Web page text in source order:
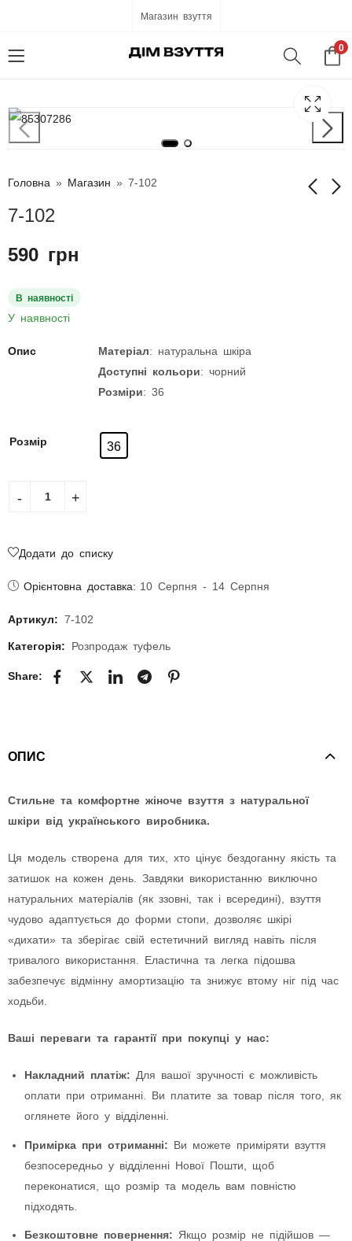
Магазин взуття
0
Головна » Магазин » 7-102
7-102
590 грн
В наявності
У наявності
Опис Матеріал: натуральна шкіра
Доступні кольори: чорний
Розміри: 36
Розмір 36
Додати до списку
Орієнтовна доставка: 10 Серпня - 14 Серпня
Артикул: 7-102
Категорія: Розпродаж туфель
Share:
ОПИС
Стильне та комфортне жіноче взуття з натуральної
шкіри від українського виробника.
Ця модель створена для тих, хто цінує бездоганну якість та
затишок на кожен день. Завдяки використанню виключно
натуральних матеріалів (як ззовні, так і всередині), взуття
чудово адаптується до форми стопи, дозволяє шкірі
«дихати» та зберігає свій естетичний вигляд навіть після
тривалого використання. Еластична та легка підошва
забезпечує відмінну амортизацію та знижує втому ніг під час
ходьби.
Ваші переваги та гарантії при покупці у нас:
Накладний платіж: Для вашої зручності є можливість
оплати при отриманні. Ви платите за товар після того, як
оглянете його у відділенні.
Примірка при отриманні: Ви можете приміряти взуття
безпосередньо у відділенні Нової Пошти, щоб
переконатися, що розмір та модель вам повністю
підходять.
Безкоштовне повернення: Якщо розмір не підійшов —